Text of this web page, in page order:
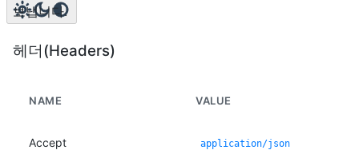
보냅니다.
헤더(Headers)
NAME VALUE
Accept application/json